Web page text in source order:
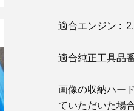
適合エンジン :
適合純正工具品
画像の収納ハー
ていただいた場